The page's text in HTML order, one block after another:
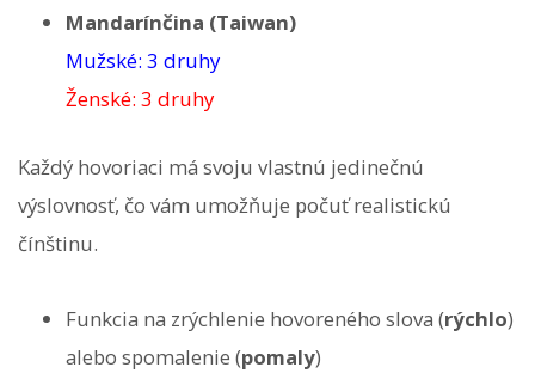
Mandarínčina (Taiwan)
Mužské: 3 druhy
Ženské: 3 druhy
Každý hovoriaci má svoju vlastnú jedinečnú
výslovnosť, čo vám umožňuje počuť realistickú
čínštinu.
Funkcia na zrýchlenie hovoreného slova (rýchlo)
alebo spomalenie (pomaly)